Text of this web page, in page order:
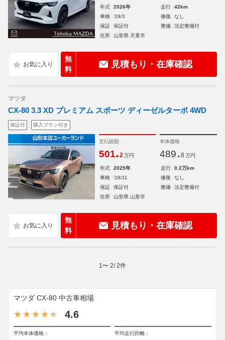
年式 2026年 走行
42km
車検
'29/3 修復
なし
保証
保証付 整備
法定整備付
住所
山形県 天童市
無
料
見積もり・在庫確認
マツダ
CX-80 3.3 XD プレミアム スポーツ ディーゼルターボ 4WD
保証付 購入プラン付き
支払総額
501.2 万円
本体価格
489. 8 万円
年式 2025年 走行
0.2万km
車検
'28/11 修復
なし
保証
保証付 整備
法定整備付
住所
山形県 山形市
無
料
見積もり・在庫確認
1 〜 2/2件
マツダ CX-80 中古車相場
4.6
平均本体価格： 平均走行距離：